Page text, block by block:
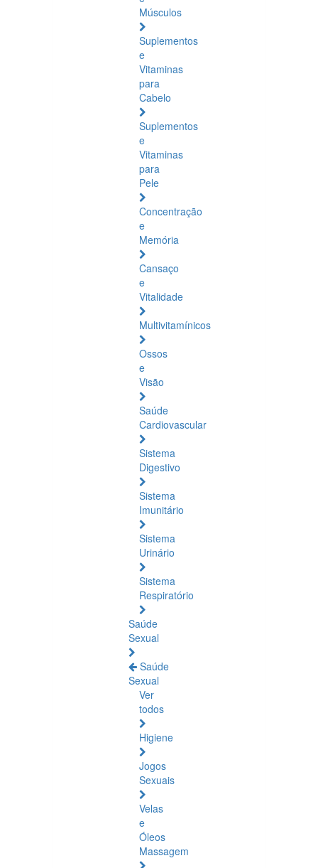
Músculos
Suplementos
e
Vitaminas
para
Cabelo
Suplementos
e
Vitaminas
para
Pele
Concentração
e
Memória
Cansaço
e
Vitalidade
Multivitamínicos
Ossos
e
Visão
Saúde
Cardiovascular
Sistema
Digestivo
Sistema
Imunitário
Sistema
Urinário
Sistema
Respiratório
Saúde
Sexual
Saúde
Sexual
Ver
todos
Higiene
Jogos
Sexuais
Velas
e
Óleos
Massagem